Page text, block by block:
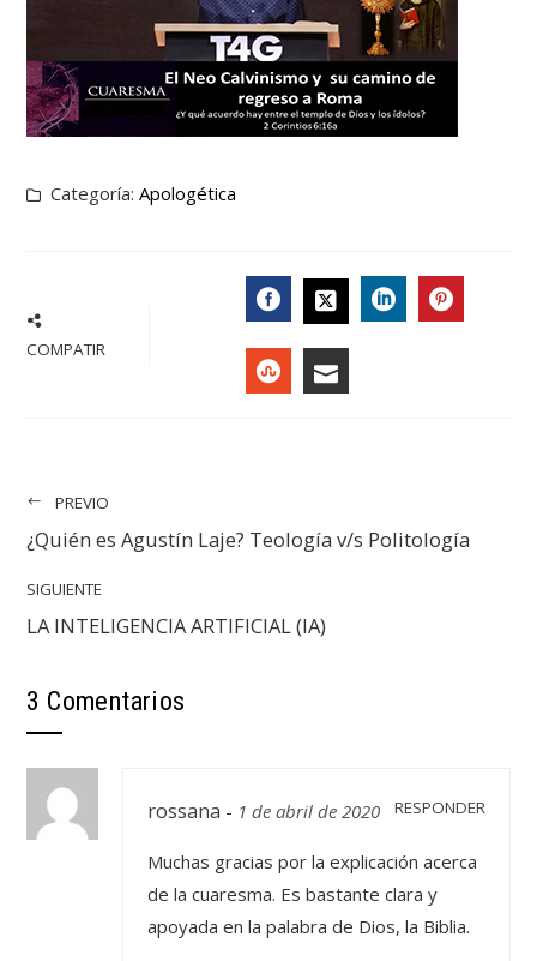
Categoría:Apologética
COMPATIR FACEBOOK
TWITTER
PREVIO
¿Quién es Agustín Laje? Teología v/s Politología
SIGUIENTE
LA INTELIGENCIA ARTIFICIAL (IA)
3 Comentarios
rossana - 1 de abril de 2020 RESPONDER
Muchas gracias por la explicación acerca
de la cuaresma. Es bastante clara y
apoyada en la palabra de Dios, la Biblia.